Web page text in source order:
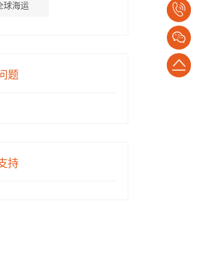
电
话：
返
球海运
题
持